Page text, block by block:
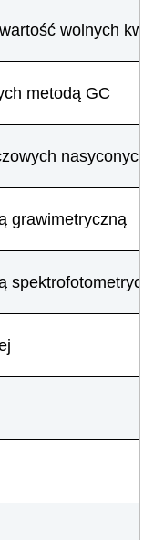
wolnych
metodą GC
grawimetryczną